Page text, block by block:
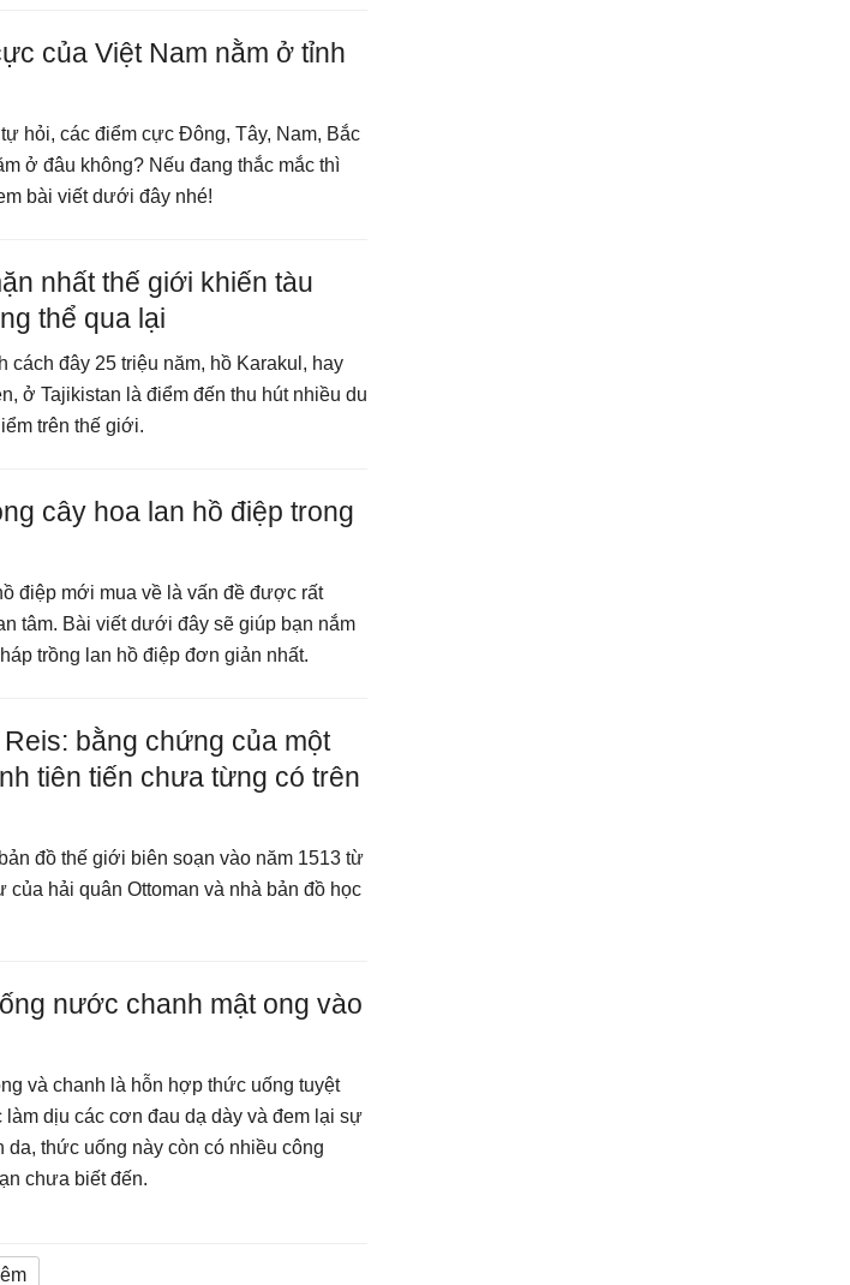
của Việt Nam nằm ở tỉnh
hỏi, các điểm cực Đông, Tây, Nam, Bắc
ở đâu không? Nếu đang thắc mắc thì
bài viết dưới đây nhé!
nhất thế giới khiến tàu
thể qua lại
cách đây 25 triệu năm, hồ Karakul, hay
ở Tajikistan là điểm đến thu hút nhiều du
trên thế giới.
cây hoa lan hồ điệp trong
điệp mới mua về là vấn đề được rất
tâm. Bài viết dưới đây sẽ giúp bạn nắm
trồng lan hồ điệp đơn giản nhất.
bằng chứng của một
tiên tiến chưa từng có trên
đồ thế giới biên soạn vào năm 1513 từ
của hải quân Ottoman và nhà bản đồ học
nước chanh mật ong vào
và chanh là hỗn hợp thức uống tuyệt
dịu các cơn đau dạ dày và đem lại sự
thức uống này còn có nhiều công
chưa biết đến.